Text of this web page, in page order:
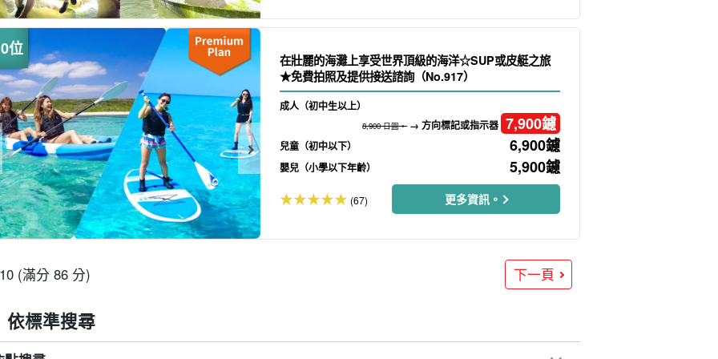
在壯麗的海灘上享受世界頂級的海洋☆SUP或皮艇之旅
★免費拍照及提供接送諮詢（No.917）
成人（初中生以上）
8,900 日圓。→ 方向標記或指示器 7,900鑢
兒童（初中以下） 6,900鑢
嬰兒（小學以下年齡） 5,900鑢
(67) 更多資訊。
(滿分 86 分) 下一頁
依標準搜尋